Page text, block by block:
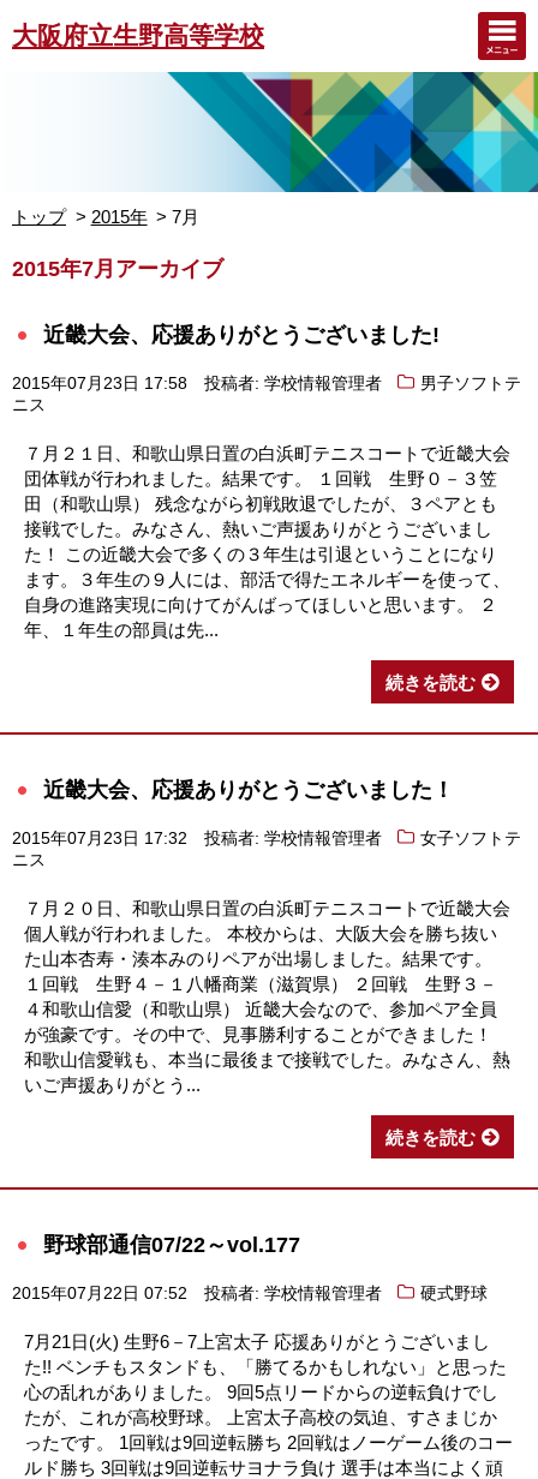
大阪府立生野高等学校
トップ 2015年 7月
2015年7月アーカイブ
近畿大会、応援ありがとうございました!
2015年07月23日 17:58 投稿者: 学校情報管理者
男子ソフトテ
ニス
７月２１日、和歌山県日置の白浜町テニスコートで近畿大会
団体戦が行われました。結果です。 １回戦 生野０－３笠
田（和歌山県） 残念ながら初戦敗退でしたが、３ペアとも
接戦でした。みなさん、熱いご声援ありがとうございまし
た！ この近畿大会で多くの３年生は引退ということになり
ます。３年生の９人には、部活で得たエネルギーを使って、
自身の進路実現に向けてがんばってほしいと思います。 ２
年、１年生の部員は先...
続きを読む
近畿大会、応援ありがとうございました！
2015年07月23日 17:32 投稿者: 学校情報管理者
女子ソフトテ
ニス
７月２０日、和歌山県日置の白浜町テニスコートで近畿大会
個人戦が行われました。 本校からは、大阪大会を勝ち抜い
た山本杏寿・湊本みのりペアが出場しました。結果です。
１回戦 生野４－１八幡商業（滋賀県） ２回戦 生野３－
４和歌山信愛（和歌山県） 近畿大会なので、参加ペア全員
が強豪です。その中で、見事勝利することができました！
和歌山信愛戦も、本当に最後まで接戦でした。みなさん、熱
いご声援ありがとう...
続きを読む
野球部通信07/22～vol.177
2015年07月22日 07:52 投稿者: 学校情報管理者 硬式野球
7月21日(火) 生野6－7上宮太子 応援ありがとうございまし
た!! ベンチもスタンドも、「勝てるかもしれない」と思った
心の乱れがありました。 9回5点リードからの逆転負けでし
たが、これが高校野球。 上宮太子高校の気迫、すさまじか
ったです。 1回戦は9回逆転勝ち 2回戦はノーゲーム後のコー
ルド勝ち 3回戦は9回逆転サヨナラ負け 選手は本当によく頑